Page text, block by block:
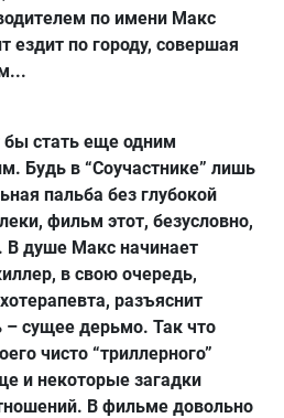
по имени Макс
по городу, совершая
стать еще одним
Будь в “Соучастнике” лишь
пальба без глубокой
фильм этот, безусловно,
душе Макс начинает
в свою очередь,
разъяснит
– сущее дерьмо. Так что
чисто “триллерного”
и некоторые загадки
В фильме довольно